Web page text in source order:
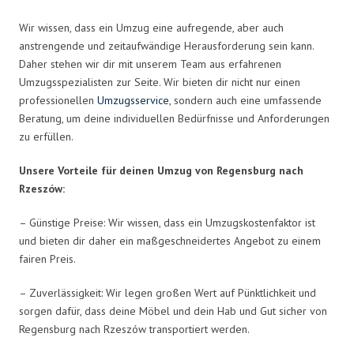
Wir wissen, dass ein Umzug eine aufregende, aber auch
anstrengende und zeitaufwändige Herausforderung sein kann.
Daher stehen wir dir mit unserem Team aus erfahrenen
Umzugsspezialisten zur Seite. Wir bieten dir nicht nur einen
professionellen Umzugsservice, sondern auch eine umfassende
Beratung, um deine individuellen Bedürfnisse und Anforderungen
zu erfüllen.
Unsere Vorteile für deinen Umzug von Regensburg nach
Rzeszów:
– Günstige Preise: Wir wissen, dass ein Umzugskostenfaktor ist
und bieten dir daher ein maßgeschneidertes Angebot zu einem
fairen Preis.
– Zuverlässigkeit: Wir legen großen Wert auf Pünktlichkeit und
sorgen dafür, dass deine Möbel und dein Hab und Gut sicher von
Regensburg nach Rzeszów transportiert werden.